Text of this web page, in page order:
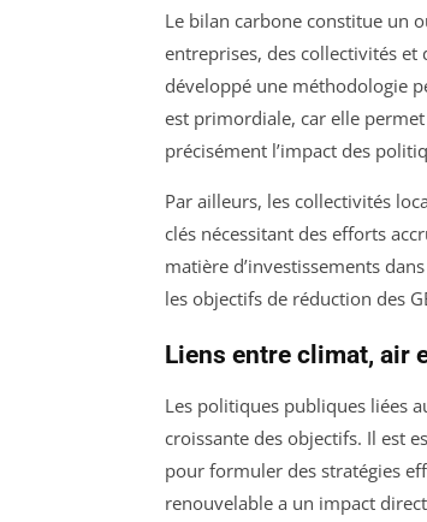
Le bilan carbone constitue un
entreprises, des collectivités et
développé une méthodologie
est primordiale, car elle
précisément l’impact des
Par ailleurs, les collectivités
clés nécessitant des efforts
matière d’investissements
les objectifs de réduction des
Liens entre climat, air
Les politiques publiques liées
croissante des objectifs. Il est
pour formuler des stratégies
renouvelable a un impact